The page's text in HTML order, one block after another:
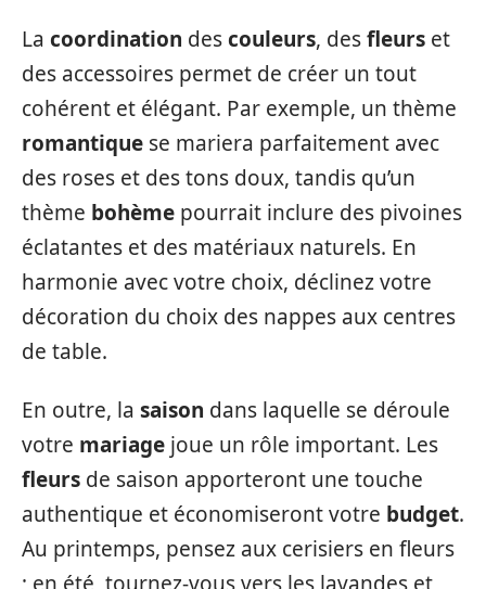
La coordination descouleurs, desfleurs et
des accessoires permet de créer un tout
cohérent et élégant. Par exemple, un thème
romantique se mariera parfaitement avec
des roses et des tons doux, tandis qu’un
thème bohème pourrait inclure des pivoines
éclatantes et des matériaux naturels. En
harmonie avec votre choix, déclinez votre
décoration du choix des nappes aux centres
de table.
En outre, la saison dans laquelle se déroule
votre mariage joue un rôle important. Les
fleurs de saison apporteront une touche
authentique et économiseront votre budget.
Au printemps, pensez aux cerisiers en fleurs